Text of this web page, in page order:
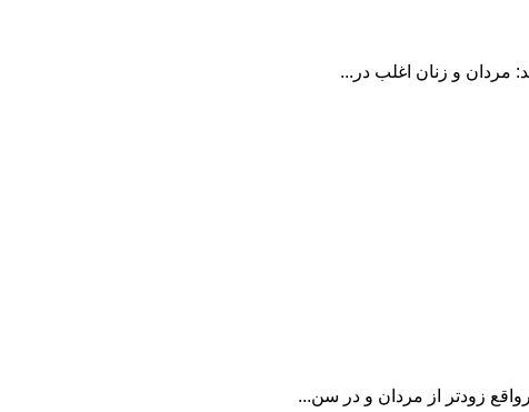
مردان و زنان اغلب در...
زودتر از مردان و در سن...